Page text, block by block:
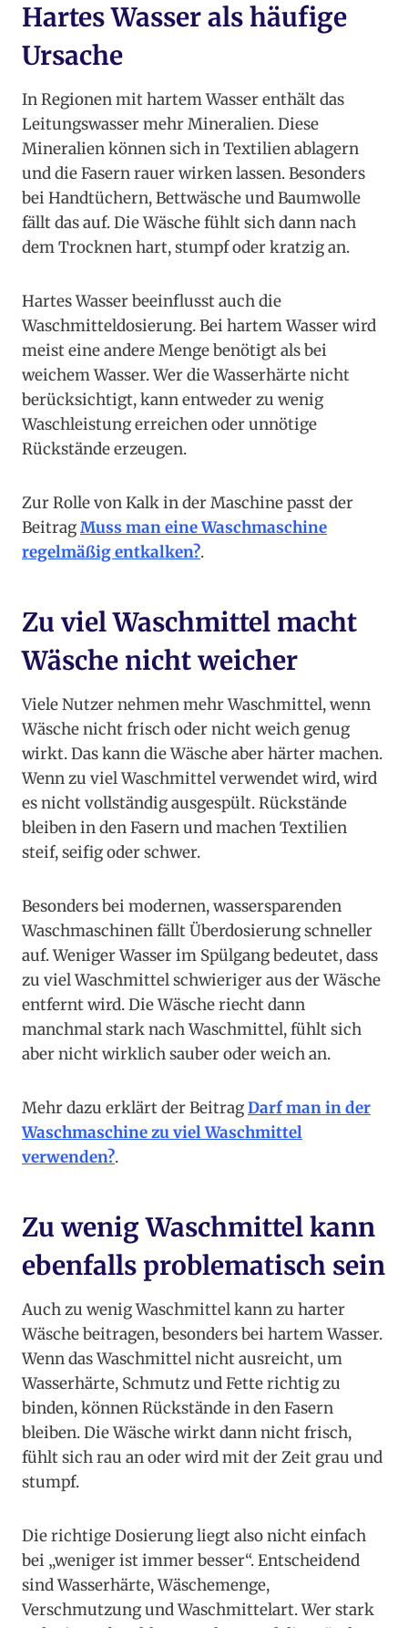
Hartes Wasser als häufige
Ursache
In Regionen mit hartem Wasser enthält das
Leitungswasser mehr Mineralien. Diese
Mineralien können sich in Textilien ablagern
und die Fasern rauer wirken lassen. Besonders
bei Handtüchern, Bettwäsche und Baumwolle
fällt das auf. Die Wäsche fühlt sich dann nach
dem Trocknen hart, stumpf oder kratzig an.
Hartes Wasser beeinflusst auch die
Waschmitteldosierung. Bei hartem Wasser wird
meist eine andere Menge benötigt als bei
weichem Wasser. Wer die Wasserhärte nicht
berücksichtigt, kann entweder zu wenig
Waschleistung erreichen oder unnötige
Rückstände erzeugen.
Zur Rolle von Kalk in der Maschine passt der
BeitragMuss man eine Waschmaschine
regelmäßig entkalken?.
Zu viel Waschmittel macht
Wäsche nicht weicher
Viele Nutzer nehmen mehr Waschmittel, wenn
Wäsche nicht frisch oder nicht weich genug
wirkt. Das kann die Wäsche aber härter machen.
Wenn zu viel Waschmittel verwendet wird, wird
es nicht vollständig ausgespült. Rückstände
bleiben in den Fasern und machen Textilien
steif, seifig oder schwer.
Besonders bei modernen, wassersparenden
Waschmaschinen fällt Überdosierung schneller
auf. Weniger Wasser im Spülgang bedeutet, dass
zu viel Waschmittel schwieriger aus der Wäsche
entfernt wird. Die Wäsche riecht dann
manchmal stark nach Waschmittel, fühlt sich
aber nicht wirklich sauber oder weich an.
Mehr dazu erklärt der BeitragDarf man in der
Waschmaschine zu viel Waschmittel
verwenden?.
Zu wenig Waschmittel kann
ebenfalls problematisch sein
Auch zu wenig Waschmittel kann zu harter
Wäsche beitragen, besonders bei hartem Wasser.
Wenn das Waschmittel nicht ausreicht, um
Wasserhärte, Schmutz und Fette richtig zu
binden, können Rückstände in den Fasern
bleiben. Die Wäsche wirkt dann nicht frisch,
fühlt sich rau an oder wird mit der Zeit grau und
stumpf.
Die richtige Dosierung liegt also nicht einfach
bei „weniger ist immer besser“. Entscheidend
sind Wasserhärte, Wäschemenge,
Verschmutzung und Waschmittelart. Wer stark